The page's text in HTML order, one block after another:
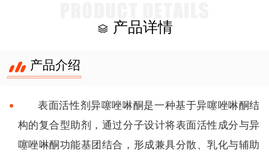
产品详情
产品介绍
表面活性剂异噻唑啉酮是一种基于异噻唑啉酮结
构的复合型助剂，通过分子设计将表面活性成分与异
噻唑啉酮功能基团结合，形成兼具分散、乳化与辅助